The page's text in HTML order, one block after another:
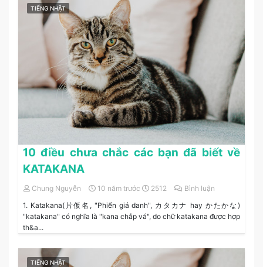
TIẾNG NHẬT
10 điều chưa chắc các bạn đã biết về
KATAKANA
Chung Nguyễn 10 năm trước 2512
Bình luận
1. Katakana(片仮名, "Phiến giả danh", カタカナ hay かたかな)
"katakana" có nghĩa là "kana chắp vá", do chữ katakana được hợp
th&a...
TIẾNG NHẬT